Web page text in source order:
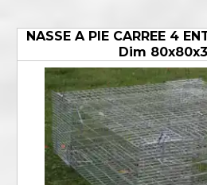
NASSE A PIE CARREE 4
Dim